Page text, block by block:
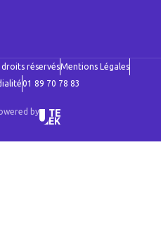
droits réservésMentions Légales
01 89 70 78 83
by